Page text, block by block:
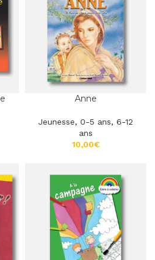
Anne
Jeunesse, 0-5 ans, 6-12
ans
€